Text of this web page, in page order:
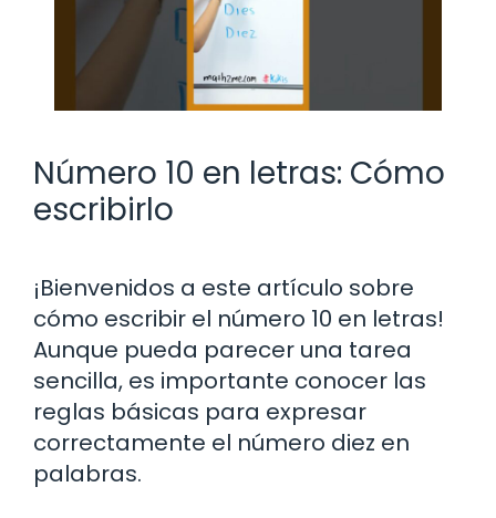
Número 10 en letras: Cómo
escribirlo
¡Bienvenidos a este artículo sobre
cómo escribir el número 10 en letras!
Aunque pueda parecer una tarea
sencilla, es importante conocer las
reglas básicas para expresar
correctamente el número diez en
palabras.